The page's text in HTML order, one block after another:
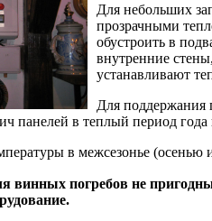
Для небольших
прозрачными
обустроить в
внутренние
устанавливают
Для поддержания
панелей в теплый период
в межсезонье
погребов не пригодны